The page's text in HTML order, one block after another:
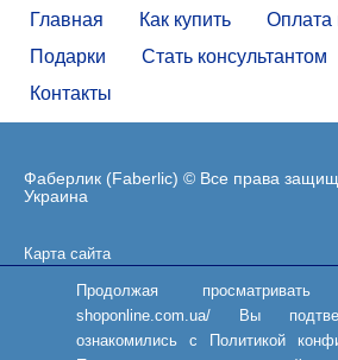
Главная Как купить
Оплата
Подарки
Стать консультантом
Контакты
Фаберлик (Faberlic) © Все права
Украина
Карта сайта
Продолжая просматривать
shoponline.com.ua/ Вы
ознакомились с Политикой